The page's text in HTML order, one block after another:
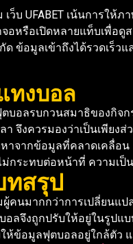
บ UFABET เน้นการให้
รือเปิดหลายแท็บเพื่อดู
ข้อมูลเข้าถึงได้รวดเร็ว
ทงบอล
บอลรบกวนสมาธิของกิจ
จึงควรมองว่าเป็นเพียงส่
าจากข้อมูลที่คลาดเคลื่อน
กระทบต่อหน้าที่ ความเป็
ทสรุป
นมากกว่าการเปลี่ยนแ
จึงถูกปรับให้อยู่ในรูปแ
ข้อมูลฟุตบอลอยู่ใกล้ตัว